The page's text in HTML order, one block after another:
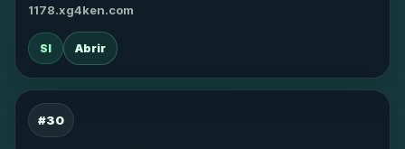
1178.xg4ken.com
SI Abrir
#30